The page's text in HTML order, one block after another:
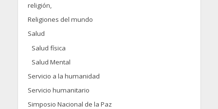
religión,
Religiones del mundo
Salud
Salud física
Salud Mental
Servicio a la humanidad
Servicio humanitario
Simposio Nacional de la Paz